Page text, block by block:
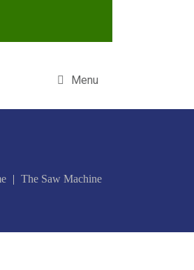
Menu
The Saw Machine